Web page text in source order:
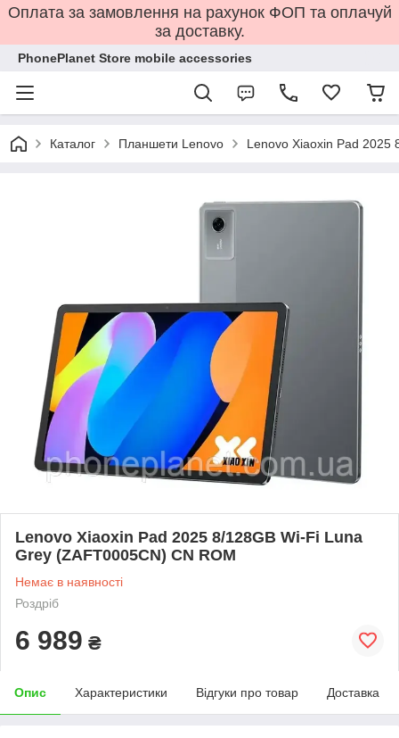
Оплата за замовлення на рахунок ФОП та оплачуй
за доставку.
PhonePlanet Store mobile accessories
Каталог Планшети Lenovo Lenovo Xiaoxin Pad 2025
Lenovo Xiaoxin Pad 2025 8/128GB Wi-Fi Luna
Grey (ZAFT0005CN) CN ROM
Немає в наявності
Роздріб
6 989 ₴
Опис Характеристики Відгуки про товар Доставка